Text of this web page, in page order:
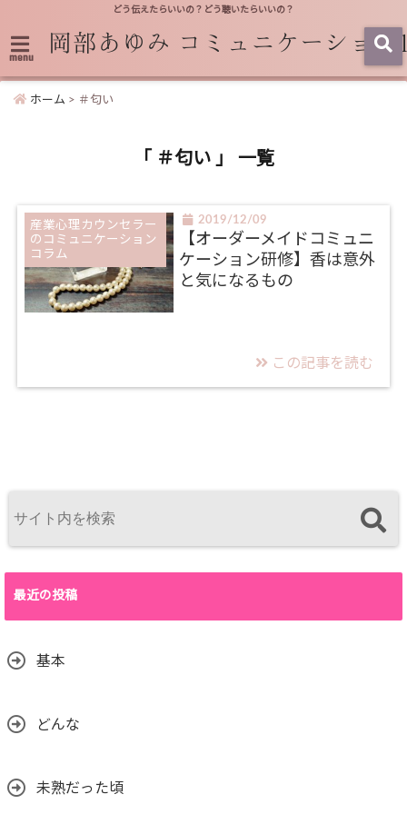
どう伝えたらいいの？どう聴いたらいいの？
menu
ホーム > ＃匂い
「 ＃匂い 」 一覧
産業心理カウンセラー
のコミュニケーション
コラム
2019/12/09
【オーダーメイドコミュニ
ケーション研修】香は意外
と気になるもの
この記事を読む
最近の投稿
基本
どんな
未熟だった頃